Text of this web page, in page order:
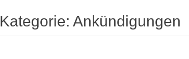
Kategorie: Ankündigungen